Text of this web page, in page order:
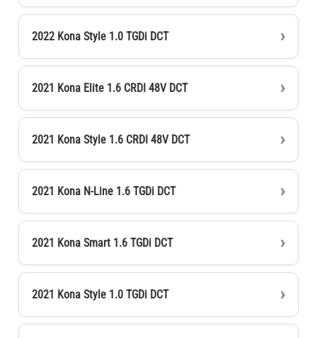
2022 Kona Style 1.0 TGDi DCT
2021 Kona Elite 1.6 CRDI 48V DCT
2021 Kona Style 1.6 CRDI 48V DCT
2021 Kona N-Line 1.6 TGDi DCT
2021 Kona Smart 1.6 TGDi DCT
2021 Kona Style 1.0 TGDi DCT